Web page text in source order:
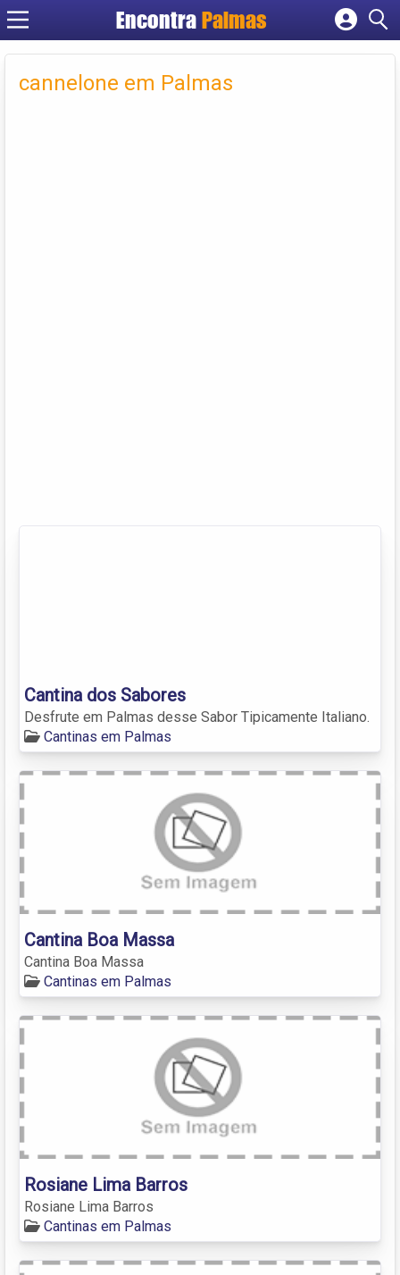
Encontra Palmas
Cadastrar empresa
Criar conta
cannelone em Palmas
Cantina dos Sabores
Desfrute em Palmas desse Sabor Tipicamente Italiano.
Cantinas em Palmas
Cantina Boa Massa
Cantina Boa Massa
Cantinas em Palmas
Rosiane Lima Barros
Rosiane Lima Barros
Cantinas em Palmas